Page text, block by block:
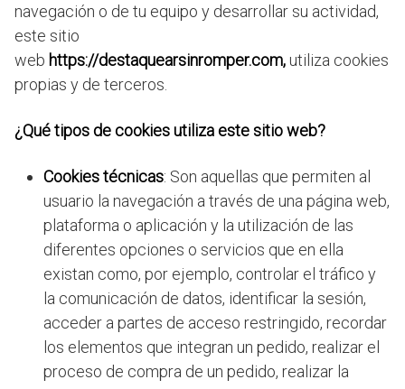
navegación o de tu equipo y desarrollar su actividad,
este sitio
web https://destaquearsinromper.com,utiliza cookies
propias y de terceros.
¿Qué tipos de cookies utiliza este sitio web?
Cookies técnicas: Son aquellas que permiten al
usuario la navegación a través de una página web,
plataforma o aplicación y la utilización de las
diferentes opciones o servicios que en ella
existan como, por ejemplo, controlar el tráfico y
la comunicación de datos, identificar la sesión,
acceder a partes de acceso restringido, recordar
los elementos que integran un pedido, realizar el
proceso de compra de un pedido, realizar la